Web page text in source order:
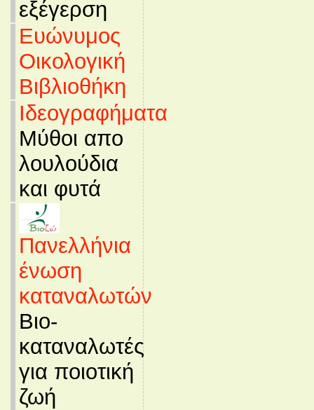
εξέγερση
Ευώνυμος
Οικολογική
Βιβλιοθήκη
Ιδεογραφήματα
Μύθοι απο
λουλούδια
και φυτά
Πανελλήνια
ένωση
καταναλωτών
Βιο-
καταναλωτές
για ποιοτική
ζωή